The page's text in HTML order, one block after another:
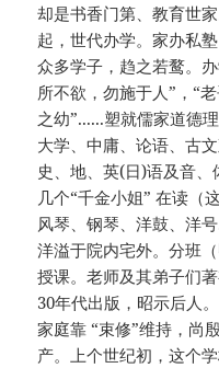
却是书香门第、教育世
起，世代办学。家办私
众多学子，趋之若鹜。
所不欲，勿施于人”，“
之幼”......塑就儒家道德
大学、中庸、论语、古
史、地、英(日)语及音
几个“千金小姐” 在读（
风琴、钢琴、洋鼓、洋
洋溢于院内宅外。分班
授课。老师及其弟子们
30年代出版，昭示后人
家庭靠 “束修”维持，尚
产。上个世纪初，这个